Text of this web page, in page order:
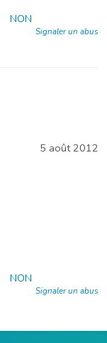
NON
Signaler un abus
5 août 2012
NON
Signaler un abus